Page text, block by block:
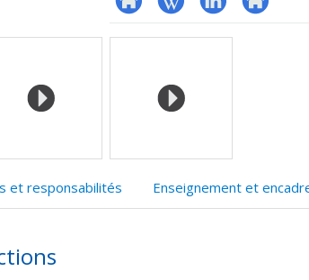
ResearchGate
Wiki LinkedInAutre
et responsabilités Enseignement et